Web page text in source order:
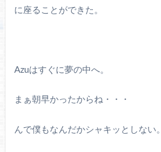
に座ることができた。
Azuはすぐに夢の中へ。
まぁ朝早かったからね・・・
んで僕もなんだかシャキッとしない。